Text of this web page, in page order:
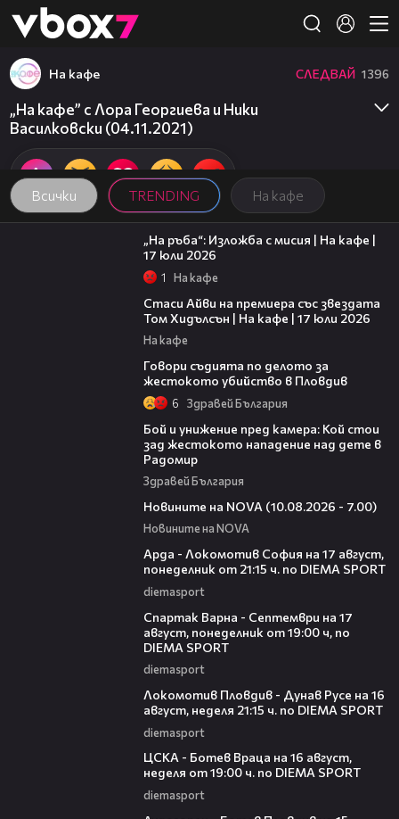
👾
Всички TRENDING На кафе
На кафе СЛЕДВАЙ 1396
„На кафе” с Лора Георгиева и Ники
Василковски (04.11.2021)
09:09
„На ръба“: Изложба с мисия | На кафе |
17 юли 2026
1 На кафе
Стаси Айви на премиера със звездата
Том Хидълсън | На кафе | 17 юли 2026
На кафе
Говори съдията по делото за
жестокото убийство в Пловдив
6 Здравей България
Бой и унижение пред камера: Кой стои
зад жестокото нападение над дете в
Радомир
Здравей България
Новините на NOVA (10.08.2026 - 7.00)
Новините на NOVA
Арда - Локомотив София на 17 август,
понеделник от 21:15 ч. по DIEMA SPORT
diemasport
Спартак Варна - Септември на 17
август, понеделник от 19:00 ч, по
DIEMA SPORT
diemasport
Локомотив Пловдив - Дунав Русе на 16
август, неделя 21:15 ч. по DIEMA SPORT
diemasport
ЦСКА - Ботев Враца на 16 август,
неделя от 19:00 ч. по DIEMA SPORT
diemasport